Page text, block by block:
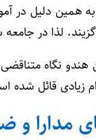
همین دلیل در
لذا در جامعه
هندو نگاه
زیادی قائل
مدارا